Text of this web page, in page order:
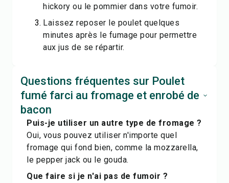
hickory ou le pommier dans votre fumoir.
Laissez reposer le poulet quelques
minutes après le fumage pour permettre
aux jus de se répartir.
Questions fréquentes sur Poulet
fumé farci au fromage et enrobé de
bacon
Puis-je utiliser un autre type de fromage ?
Oui, vous pouvez utiliser n'importe quel
fromage qui fond bien, comme la mozzarella,
le pepper jack ou le gouda.
Que faire si je n'ai pas de fumoir ?